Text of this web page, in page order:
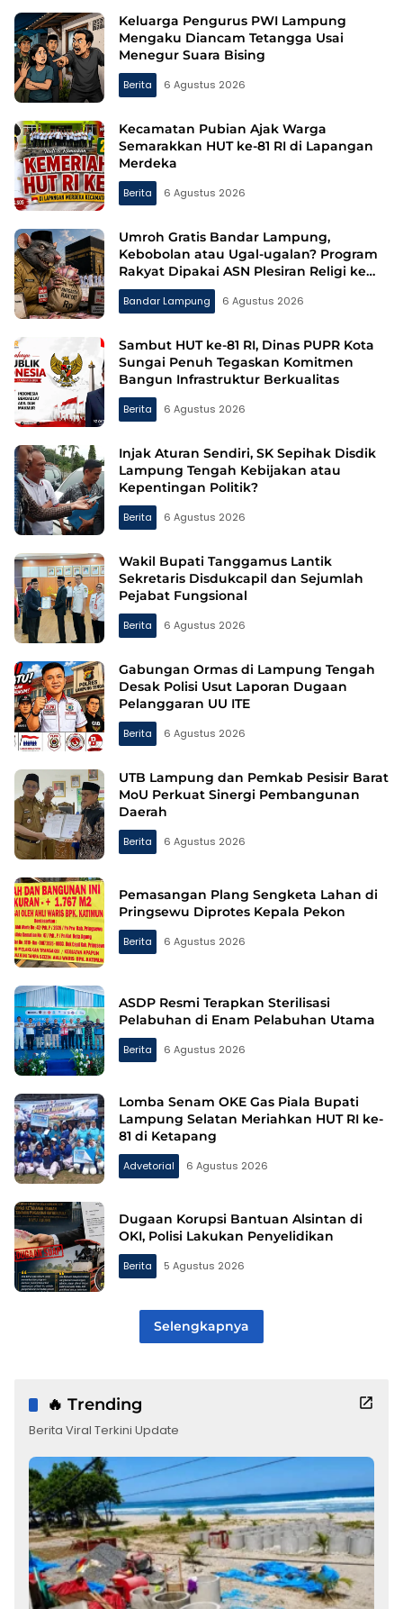
Tintainformasi.comKeluarga Pengurus PWI Lampung
Mengaku Diancam Tetangga Usai
Menegur Suara Bising
Berita 6 Agustus 2026
Kecamatan Pubian Ajak Warga
Semarakkan HUT ke-81 RI di Lapangan
Merdeka
Berita 6 Agustus 2026
Umroh Gratis Bandar Lampung,
Kebobolan atau Ugal-ugalan? Program
Rakyat Dipakai ASN Plesiran Religi ke
Tanah Suci
Bandar Lampung 6 Agustus 2026
Sambut HUT ke-81 RI, Dinas PUPR Kota
Sungai Penuh Tegaskan Komitmen
Bangun Infrastruktur Berkualitas
Berita 6 Agustus 2026
Injak Aturan Sendiri, SK Sepihak Disdik
Lampung Tengah Kebijakan atau
Kepentingan Politik?
Berita 6 Agustus 2026
Wakil Bupati Tanggamus Lantik
Sekretaris Disdukcapil dan Sejumlah
Pejabat Fungsional
Berita 6 Agustus 2026
Gabungan Ormas di Lampung Tengah
Desak Polisi Usut Laporan Dugaan
Pelanggaran UU ITE
Berita 6 Agustus 2026
UTB Lampung dan Pemkab Pesisir Barat
MoU Perkuat Sinergi Pembangunan
Daerah
Berita 6 Agustus 2026
Pemasangan Plang Sengketa Lahan di
Pringsewu Diprotes Kepala Pekon
Berita 6 Agustus 2026
ASDP Resmi Terapkan Sterilisasi
Pelabuhan di Enam Pelabuhan Utama
Berita 6 Agustus 2026
Lomba Senam OKE Gas Piala Bupati
Lampung Selatan Meriahkan HUT RI ke-
81 di Ketapang
Advetorial 6 Agustus 2026
Dugaan Korupsi Bantuan Alsintan di
OKI, Polisi Lakukan Penyelidikan
Berita 5 Agustus 2026
Selengkapnya
🔥 Trending
Berita Viral Terkini Update